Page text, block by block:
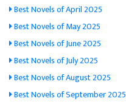
Best Novels of April 2025
Best Novels of May 2025
Best Novels of June 2025
Best Novels of July 2025
Best Novels of August 2025
Best Novels of September 2025